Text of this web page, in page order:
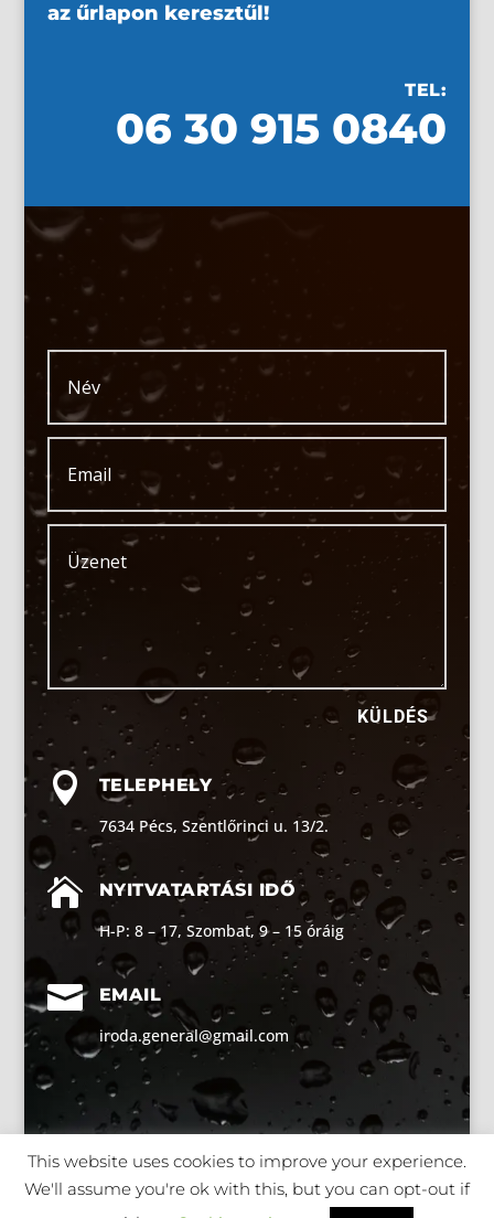
az űrlapon keresztűl!
TEL:
06 30 915 0840
KÜLDÉS

TELEPHELY
7634 Pécs, Szentlőrinci u. 13/2.

NYITVATARTÁSI IDŐ
H-P: 8 – 17, Szombat, 9 – 15 óráig

EMAIL
iroda.general@gmail.com
This website uses cookies to improve your experience.
We'll assume you're ok with this, but you can opt-out if